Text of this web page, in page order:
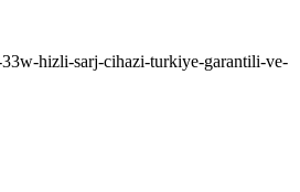
hizli-sarj-cihazi-turkiye-garantili-ve-